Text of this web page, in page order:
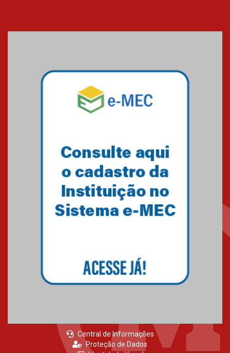
Mackenzie mobiliza campanha
solidária para apoiar famílias em
Minas Gerais
Primeiro culto do ano ressalta o
27.02.2026
Central de Informações
Proteção de Dados